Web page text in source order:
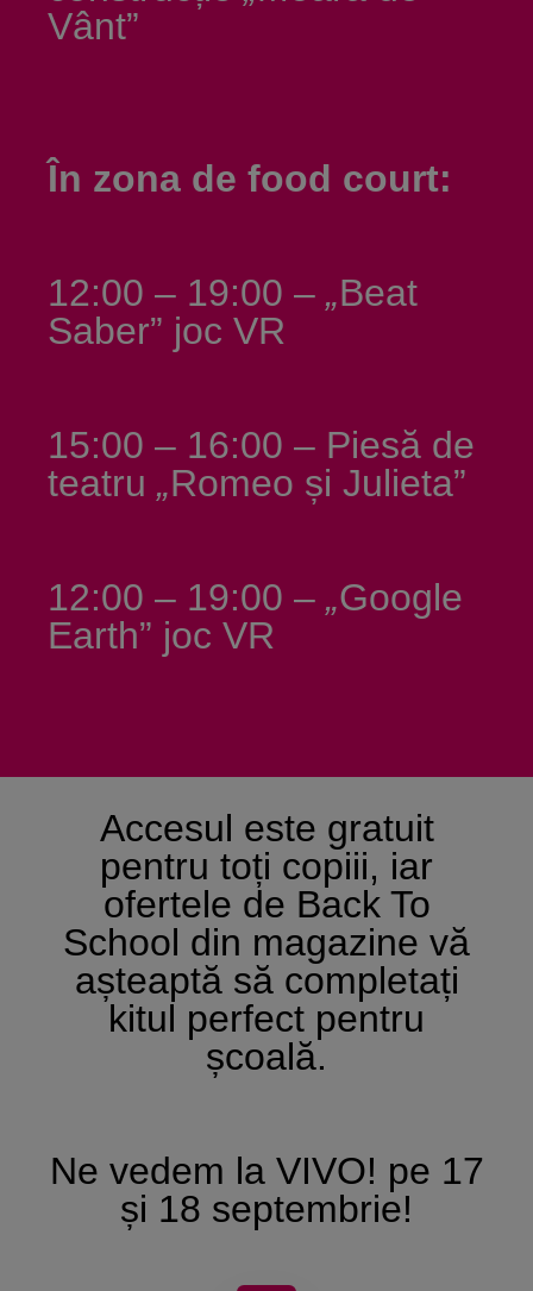
Vânt”
În zona de food court:
12:00 – 19:00 – „Beat
Saber” joc VR
15:00 – 16:00 – Piesă de
teatru „Romeo și Julieta”
12:00 – 19:00 – „Google
Earth” joc VR
Accesul este gratuit
pentru toți copiii, iar
ofertele de Back To
School din magazine vă
așteaptă să completați
kitul perfect pentru
școală.
Ne vedem la VIVO! pe 17
și 18 septembrie!